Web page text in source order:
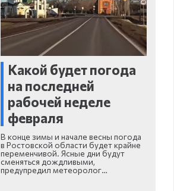
Какой будет погода
на последней
рабочей неделе
февраля
В конце зимы и начале весны погода
в Ростовской области будет крайне
переменчивой. Ясные дни будут
сменяться дождливыми,
предупредил метеоролог…